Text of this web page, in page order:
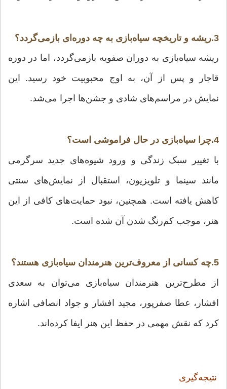
3.ریشه و تاریخچه سیاه‌بازی به چه دوره‌ای بازمی‌گردد؟
ریشه سیاه‌بازی به دوران صفویه بازمی‌گردد، اما در دوره
قاجار و پس از آن، به اوج محبوبیت خود رسید. این
نمایش در مراسم‌های شادی و جشن‌ها اجرا می‌شد.
4.چرا سیاه‌بازی در حال فراموشی است؟
با تغییر سبک زندگی و ورود شیوه‌های جدید سرگرمی
مانند سینما و تلویزیون، استقبال از نمایش‌های سنتی
کاهش یافته است. همچنین، نبود حمایت‌های کافی از این
هنر، موجب کم‌رنگ شدن آن شده است.
5.چه کسانی از معروف‌ترین هنرمندان سیاه‌بازی هستند؟
از مطرح‌ترین هنرمندان سیاه‌بازی می‌توان به سعدی
افشار، عطا صفرپور، مجید افشار و جواد انصافی اشاره
کرد که نقش مهمی در حفظ این هنر ایفا کرده‌اند.
نتیجه‌گیری